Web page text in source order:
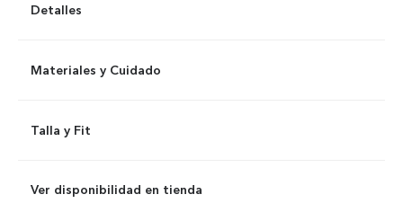
Detalles
Materiales y Cuidado
Talla y Fit
Ver disponibilidad en tienda